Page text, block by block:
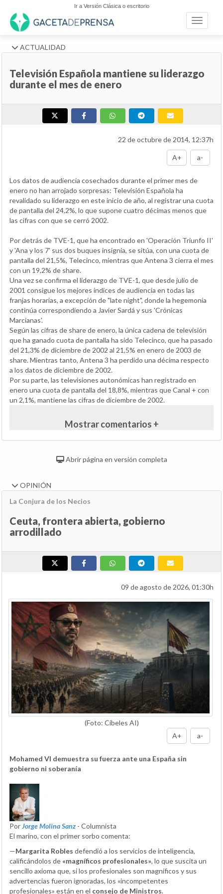
Ir a Versión Clásica o escritorio
Toggle
ACTUALIDAD
Televisión Española mantiene su liderazgo
durante el mes de enero
22 de octubre de 2014, 12:37h
A+ a-
Los datos de audiencia cosechados durante el primer mes de
enero no han arrojado sorpresas: Televisión Española ha
revalidado su liderazgo en este inicio de año, al registrar una cuota
de pantalla del 24,2%, lo que supone cuatro décimas menos que
las cifras con que se cerró 2002.
Por detrás de TVE-1, que ha encontrado en 'Operación Triunfo II'
y 'Ana y los 7' sus dos buques insignia, se sitúa, con una cuota de
pantalla del 21,5%, Telecinco, mientras que Antena 3 cierra el mes
con un 19,2% de share.
Una vez se confirma el liderazgo de TVE-1, que desde julio de
2001 consigue los mejores índices de audiencia en todas las
franjas horarias, a excepción de "late night", donde la hegemonía
continúa correspondiendo a Javier Sardá y sus 'Crónicas
Marcianas'.
Según las cifras de share de enero, la única cadena de televisión
que ha ganado cuota de pantalla ha sido Telecinco, que ha pasado
del 21,3% de diciembre de 2002 al 21,5% en enero de 2003 de
share. Mientras tanto, Antena 3 ha perdido una décima respecto
a los datos de diciembre de 2002.
Por su parte, las televisiones autonómicas han registrado en
enero una cuota de pantalla del 18,8%, mientras que Canal + con
un 2,1%, mantiene las cifras de diciembre de 2002.
Mostrar comentarios +
Abrir página en versión completa
OPINIÓN
La Conjura de los Necios
Ceuta, frontera abierta, gobierno
arrodillado
09 de agosto de 2026, 01:30h
(Foto: Cibeles AI)
A+
a-
Mohamed VI demuestra su fuerza ante una España sin
gobierno ni soberanía
PorJorge Molina Sanz - Columnista
El marino, con el primer sorbo comenta:
—Margarita Robles defendió a los servicios de inteligencia,
calificándolos de «magníficos profesionales», lo que suscita un
sencillo axioma que, si los profesionales son magníficos y sus
advertencias fueron ignoradas, los «incompetentes
profesionales» están en el consejo de Ministros.